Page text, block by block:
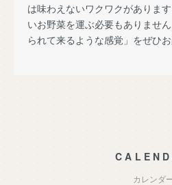
は味わえないワクワクがありま
いお野菜を運ぶ必要もありませ
られて来るような感覚」をぜひ
カレンダ